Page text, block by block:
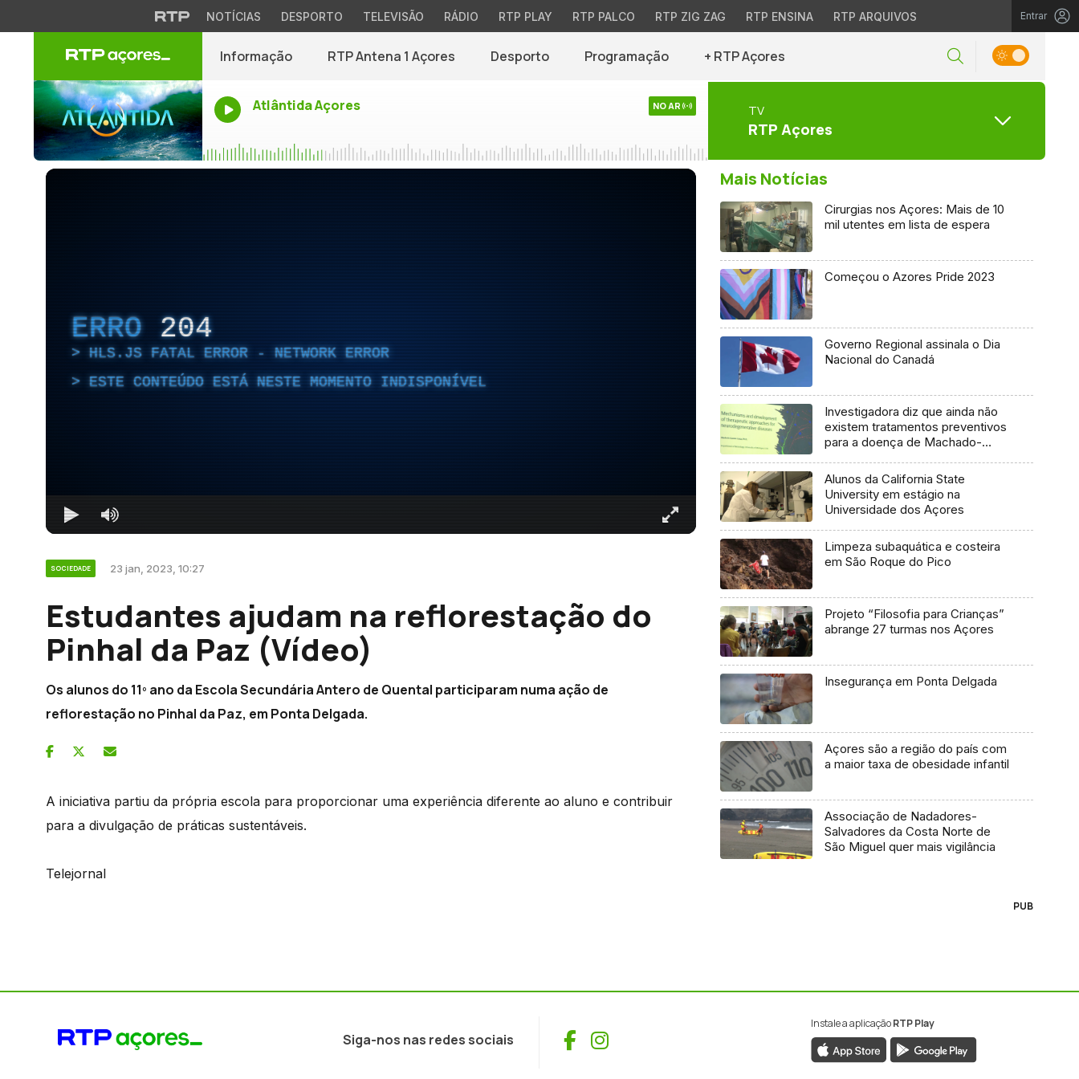
NOTÍCIAS DESPORTO TELEVISÃO RÁDIO RTP PLAY RTP PALCO RTP ZIG ZAG RTP ENSINA RTP ARQUIVOS Entrar
Informação RTP Antena 1 Açores Desporto Programação + RTP Açores
Atlântida Açores NO AR TV
RTP Açores
ERRO 204
HLS.JS FATAL ERROR - NETWORK ERROR
ESTE CONTEÚDO ESTÁ NESTE MOMENTO INDISPONÍVEL
SOCIEDADE 23 jan, 2023, 10:27
Estudantes ajudam na reflorestação do
Pinhal da Paz (Vídeo)
Os alunos do 11º ano da Escola Secundária Antero de Quental participaram numa ação de
reflorestação no Pinhal da Paz, em Ponta Delgada.
A iniciativa partiu da própria escola para proporcionar uma experiência diferente ao aluno e contribuir
para a divulgação de práticas sustentáveis.
Telejornal
Mais Notícias
Cirurgias nos Açores: Mais de 10
mil utentes em lista de espera
Começou o Azores Pride 2023
Governo Regional assinala o Dia
Nacional do Canadá
Investigadora diz que ainda não
existem tratamentos preventivos
para a doença de Machado-
Alunos da California State
University em estágio na
Universidade dos Açores
Limpeza subaquática e costeira
em São Roque do Pico
Projeto “Filosofia para Crianças”
abrange 27 turmas nos Açores
Insegurança em Ponta Delgada
Açores são a região do país com
a maior taxa de obesidade infantil
Associação de Nadadores-
Salvadores da Costa Norte de
São Miguel quer mais vigilância
PUB
Siga-nos nas redes sociais Facebook
Instagram
Instale a aplicaçãoRTP Play